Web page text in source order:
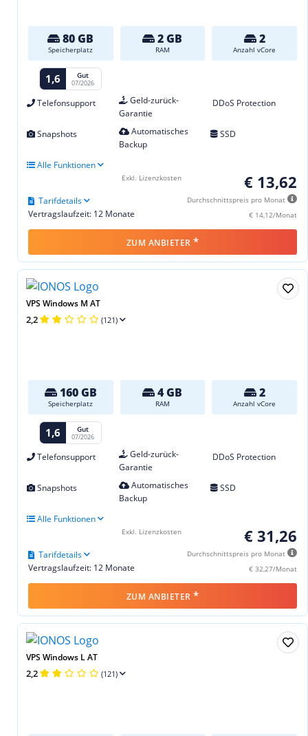
80 GB
Speicherplatz
2 GB
RAM
2
Anzahl vCore
1,6 Gut
07/2026
Telefonsupport
Geld-zurück-
Garantie
DDoS Protection
Snapshots
Automatisches
Backup
SSD
Alle Funktionen
€ 13,62
Durchschnittspreis pro Monat
€ 14,12/Monat
Vertragslaufzeit: 12 Monate
Tarifdetails
Exkl. Lizenzkosten
ZUM ANBIETER *
VPS Windows M AT
2,2 (121)
160 GB
Speicherplatz
4 GB
RAM
2
Anzahl vCore
1,6 Gut
07/2026
Telefonsupport
Geld-zurück-
Garantie
DDoS Protection
Snapshots
Automatisches
Backup
SSD
Alle Funktionen
€ 31,26
Durchschnittspreis pro Monat
€ 32,27/Monat
Vertragslaufzeit: 12 Monate
Tarifdetails
Exkl. Lizenzkosten
ZUM ANBIETER *
VPS Windows L AT
2,2 (121)